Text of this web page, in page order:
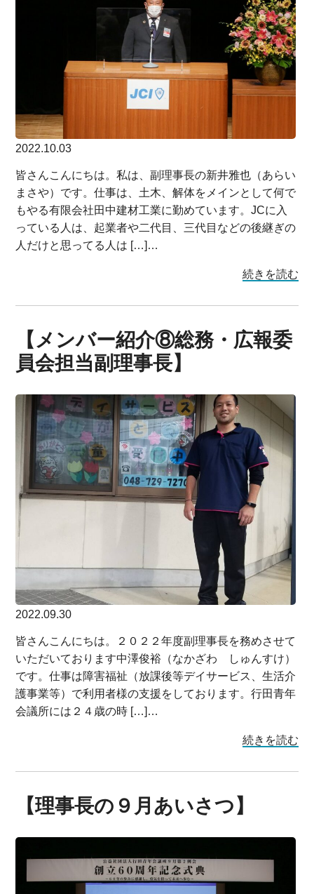
2022.10.03
皆さんこんにちは。私は、副理事長の新井雅也（あらい
まさや）です。仕事は、土木、解体をメインとして何で
もやる有限会社田中建材工業に勤めています。JCに入
っている人は、起業者や二代目、三代目などの後継ぎの
人だけと思ってる人は […]…
続きを読む
【メンバー紹介⑧総務・広報委
員会担当副理事長】
2022.09.30
皆さんこんにちは。２０２２年度副理事長を務めさせて
いただいております中澤俊裕（なかざわ しゅんすけ）
です。仕事は障害福祉（放課後等デイサービス、生活介
護事業等）で利用者様の支援をしております。行田青年
会議所には２４歳の時 […]…
続きを読む
【理事長の９月あいさつ】